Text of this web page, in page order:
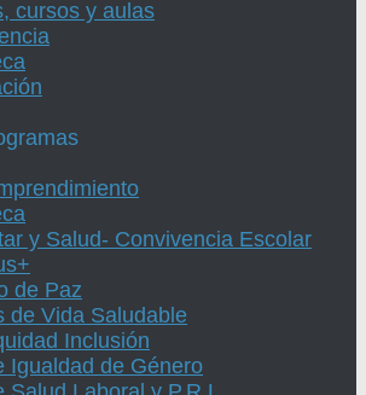
cursos y aulas
y Salud- Convivencia Escolar
de Paz
de Vida Saludable
Inclusión
Igualdad de Género